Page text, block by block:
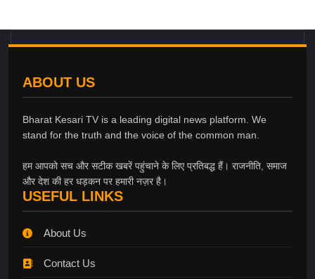
ABOUT US
Bharat Kesari TV is a leading digital news platform. We
stand for the truth and the voice of the common man.
हम आपको सच और सटीक खबरें पहुंचाने के लिए प्रतिबद्ध हैं। राजनीति, समाज
और देश की हर धड़कन पर हमारी नज़र है।
USEFUL LINKS
About Us
Contact Us